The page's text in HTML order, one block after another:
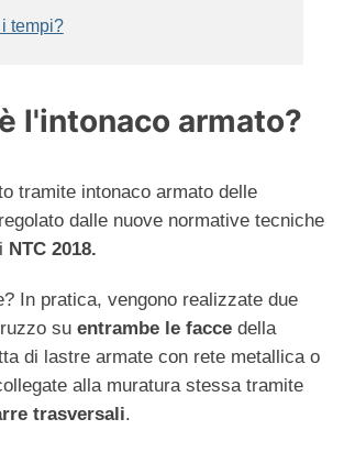
tempi?
l'intonaco armato?
tramite intonaco armato delle
dalle nuove normative tecniche
NTC 2018.
In pratica, vengono realizzate due
su entrambe le facce della
di lastre armate con rete metallica o
alla muratura stessa tramite
trasversali.